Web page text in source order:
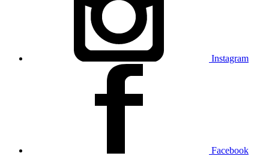
Instagram
Facebook